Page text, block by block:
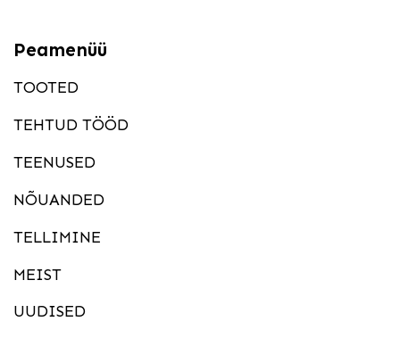
Peamenüü
TOOTED
TEHTUD TÖÖD
TEENUSED
NÕUANDED
TELLIMINE
MEIST
UUDISED